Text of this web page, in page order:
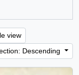
view
Descending